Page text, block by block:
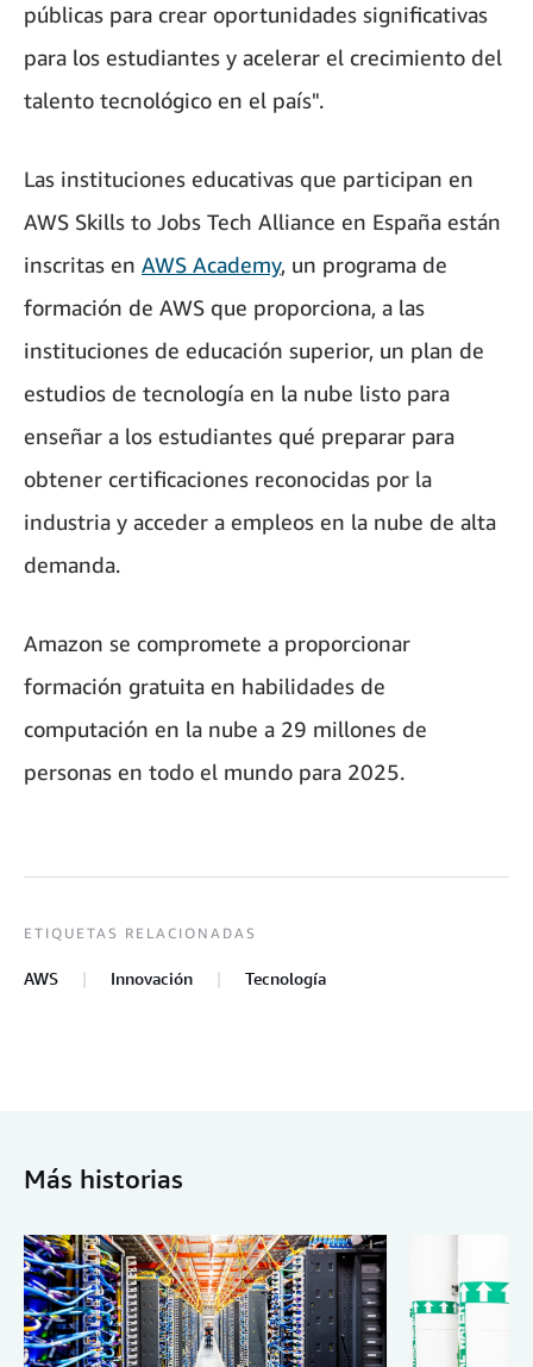
públicas para crear oportunidades significativas
para los estudiantes y acelerar el crecimiento del
talento tecnológico en el país".
Las instituciones educativas que participan en
AWS Skills to Jobs Tech Alliance en España están
inscritas en AWS Academy, un programa de
formación de AWS que proporciona, a las
instituciones de educación superior, un plan de
estudios de tecnología en la nube listo para
enseñar a los estudiantes qué preparar para
obtener certificaciones reconocidas por la
industria y acceder a empleos en la nube de alta
demanda.
Amazon se compromete a proporcionar
formación gratuita en habilidades de
computación en la nube a 29 millones de
personas en todo el mundo para 2025.
ETIQUETAS RELACIONADAS
AWS Innovación Tecnología
Más historias